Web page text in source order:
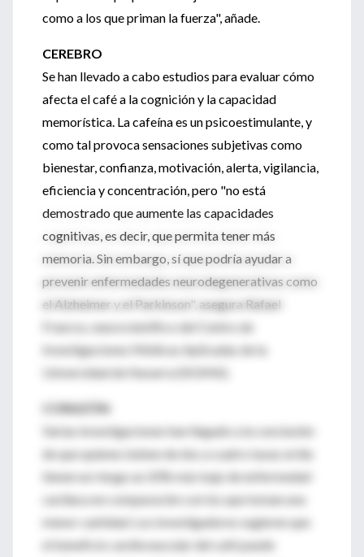
como a los que priman la fuerza", añade.
CEREBRO
Se han llevado a cabo estudios para evaluar cómo
afecta el café a la cognición y la capacidad
memorística. La cafeína es un psicoestimulante, y
como tal provoca sensaciones subjetivas como
bienestar, confianza, motivación, alerta, vigilancia,
eficiencia y concentración, pero "no está
demostrado que aumente las capacidades
cognitivas, es decir, que permita tener más
memoria. Sin embargo, sí que podría ayudar a
prevenir enfermedades neurodegenerativas como
el Alzheimer y el Parkinson", asegura Rafael
Francos, neurocientífico del Centro de
Investigaciones Médicas Aplicadas de la
Universidad de Navarra (SIGMA).
CORAZÓN
Varias investigaciones han llegado a la conclusión
de que quienes beben de dos a cuatro tazas al día
tienen un riesgo un 20% más bajo de enfermedad
cardiaca en comparación con los que toman una
menor cantidad. Los investigadores sugieren que
el beneficio cardiovascular del café puede